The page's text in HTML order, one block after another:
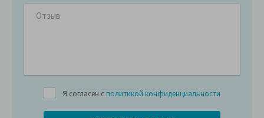
Я согласен с политикой конфиденциальности